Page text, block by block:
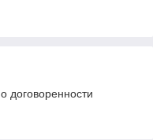
договоренности